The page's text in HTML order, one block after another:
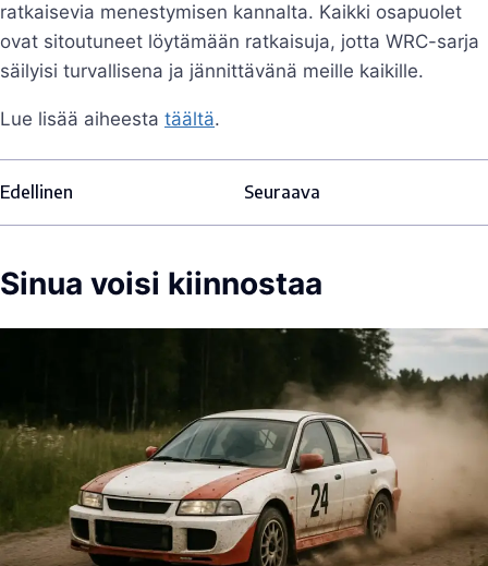
ratkaisevia menestymisen kannalta. Kaikki osapuolet
ovat sitoutuneet löytämään ratkaisuja, jotta WRC-sarja
säilyisi turvallisena ja jännittävänä meille kaikille.
Lue lisää aiheesta täältä.
Edellinen Seuraava
Sinua voisi kiinnostaa